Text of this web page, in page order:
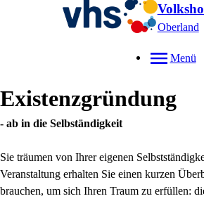
Oberland
Menü
Existenzgründung
- ab in die Selbständigkeit
Sie träumen von Ihrer eigenen
Veranstaltung erhalten Sie einen kurzen
brauchen, um sich Ihren Traum zu erfüllen: